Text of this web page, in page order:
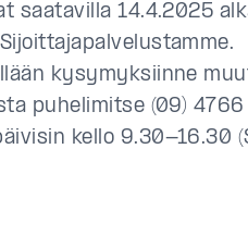
saatavilla 14.4.2025
kysymyksiinne
puhelimitse (09)
kello 9.30-16.30